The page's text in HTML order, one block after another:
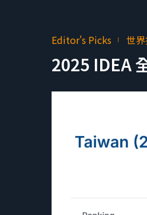
Editor's Picks 世
2025 IDEA